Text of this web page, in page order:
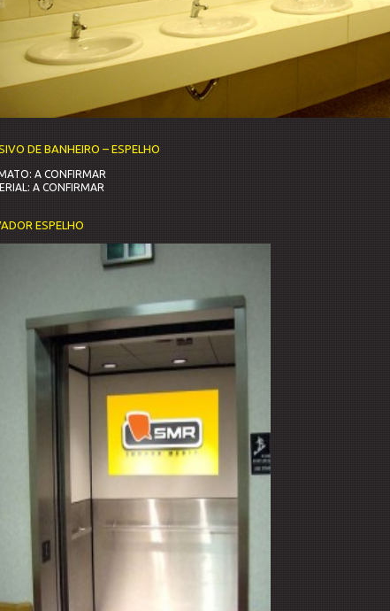
DE BANHEIRO – ESPELHO
A CONFIRMAR
A CONFIRMAR
ESPELHO